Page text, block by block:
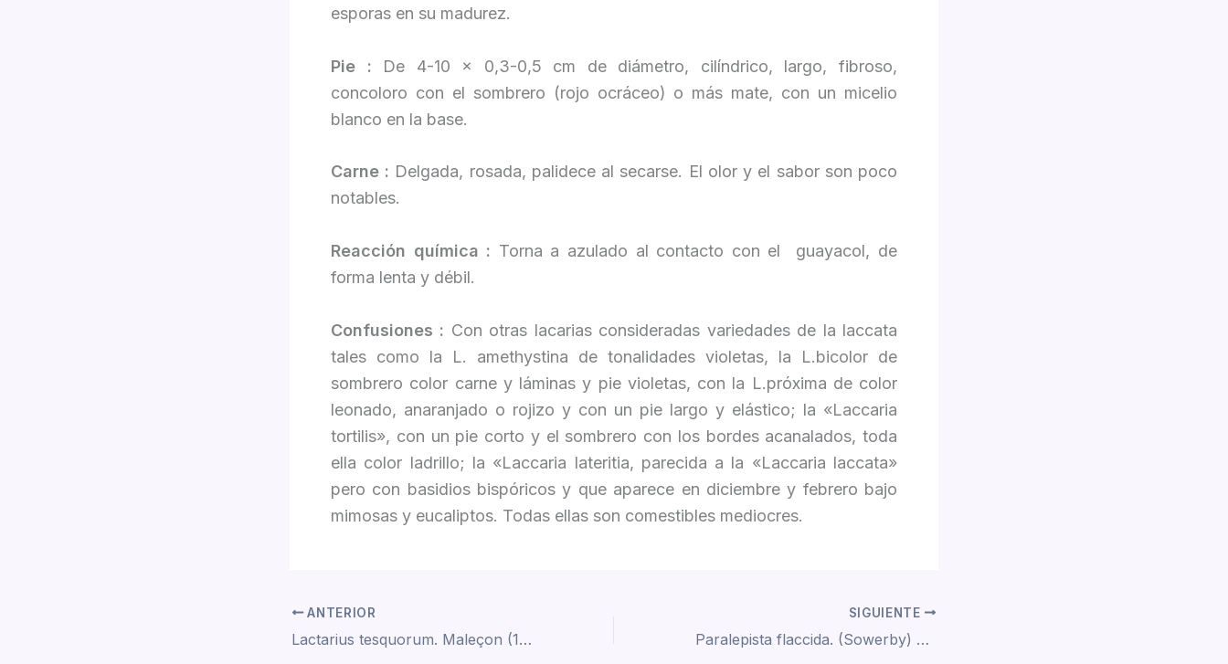
esporas en su madurez.
Pie : De 4-10 x 0,3-0,5 cm de diámetro, cilíndrico, largo, fibroso,
concoloro con el sombrero (rojo ocráceo) o más mate, con un micelio
blanco en la base.
Carne : Delgada, rosada, palidece al secarse. El olor y el sabor son poco
notables.
Reacción química : Torna a azulado al contacto con el guayacol, de
forma lenta y débil.
Confusiones : Con otras lacarias consideradas variedades de la laccata
tales como la L. amethystina de tonalidades violetas, la L.bicolor de
sombrero color carne y láminas y pie violetas, con la L.próxima de color
leonado, anaranjado o rojizo y con un pie largo y elástico; la «Laccaria
tortilis», con un pie corto y el sombrero con los bordes acanalados, toda
ella color ladrillo; la «Laccaria lateritia, parecida a la «Laccaria laccata»
pero con basidios bispóricos y que aparece en diciembre y febrero bajo
mimosas y eucaliptos. Todas ellas son comestibles mediocres.
ANTERIOR
Lactarius tesquorum. Maleçon (1979)
SIGUIENTE
Paralepista flaccida. (Sowerby) Vizzini (2012)